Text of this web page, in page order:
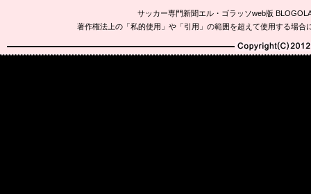
サッカー専門新聞エル・ゴラッソweb版
著作権法上の「私的使用」や「引用」の範囲を超えて使用する場
Copyright(C)2010-